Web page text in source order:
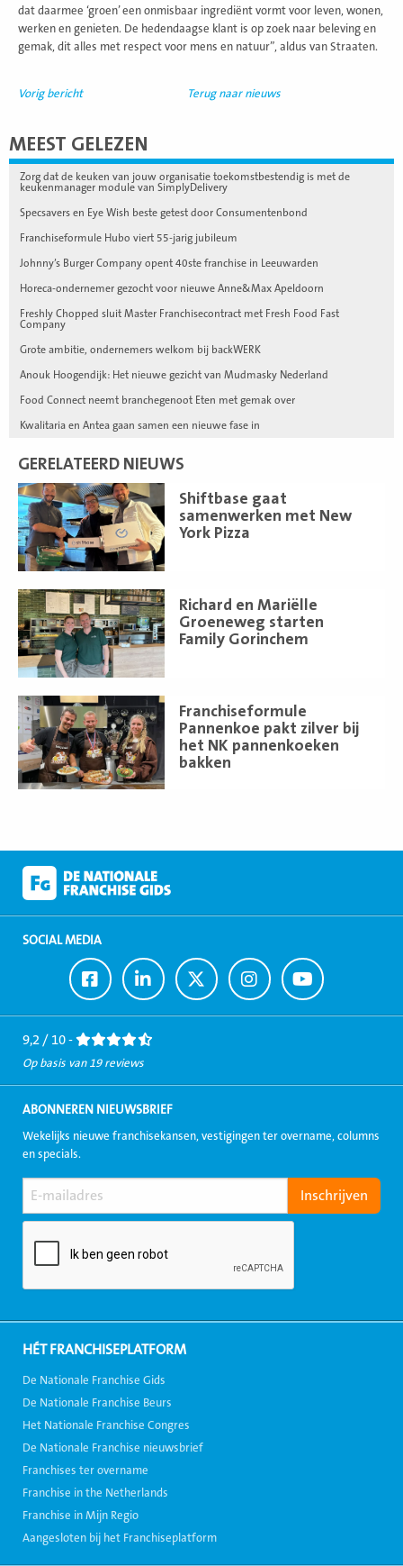
dat daarmee ‘groen’ een onmisbaar ingrediënt vormt voor leven, wonen,
werken en genieten. De hedendaagse klant is op zoek naar beleving en
gemak, dit alles met respect voor mens en natuur”, aldus van Straaten.
Vorig bericht Terug naar nieuws
MEEST GELEZEN
Zorg dat de keuken van jouw organisatie toekomstbestendig is met de
keukenmanager module van SimplyDelivery
Specsavers en Eye Wish beste getest door Consumentenbond
Franchiseformule Hubo viert 55-jarig jubileum
Johnny’s Burger Company opent 40ste franchise in Leeuwarden
Horeca-ondernemer gezocht voor nieuwe Anne&Max Apeldoorn
Freshly Chopped sluit Master Franchisecontract met Fresh Food Fast
Company
Grote ambitie, ondernemers welkom bij backWERK
Anouk Hoogendijk: Het nieuwe gezicht van Mudmasky Nederland
Food Connect neemt branchegenoot Eten met gemak over
Kwalitaria en Antea gaan samen een nieuwe fase in
GERELATEERD NIEUWS
Shiftbase gaat
samenwerken met New
York Pizza
Lees
meer
Richard en Mariëlle
Groeneweg starten
Family Gorinchem
Lees
meer
Franchiseformule
Pannenkoe pakt zilver bij
het NK pannenkoeken
bakken
Lees
meer
SOCIAL MEDIA
Ga
naar
Facebook
Ga
naar
LinkedIn
Ga
naar
Twitter
Ga
naar
Instagram
Ga
naar
Youtube
9,2 / 10 -
Op basis van 19 reviews
ABONNEREN NIEUWSBRIEF
Wekelijks nieuwe franchisekansen, vestigingen ter overname, columns
en specials.
HÉT FRANCHISEPLATFORM
De Nationale Franchise Gids
De Nationale Franchise Beurs
Het Nationale Franchise Congres
De Nationale Franchise nieuwsbrief
Franchises ter overname
Franchise in the Netherlands
Franchise in Mijn Regio
Aangesloten bij het Franchiseplatform